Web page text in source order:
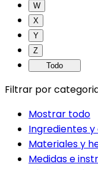
W
X
Y
Z
Todo
Filtrar por
Mostrar todo
Ingredientes
Materiales y
Medidas e